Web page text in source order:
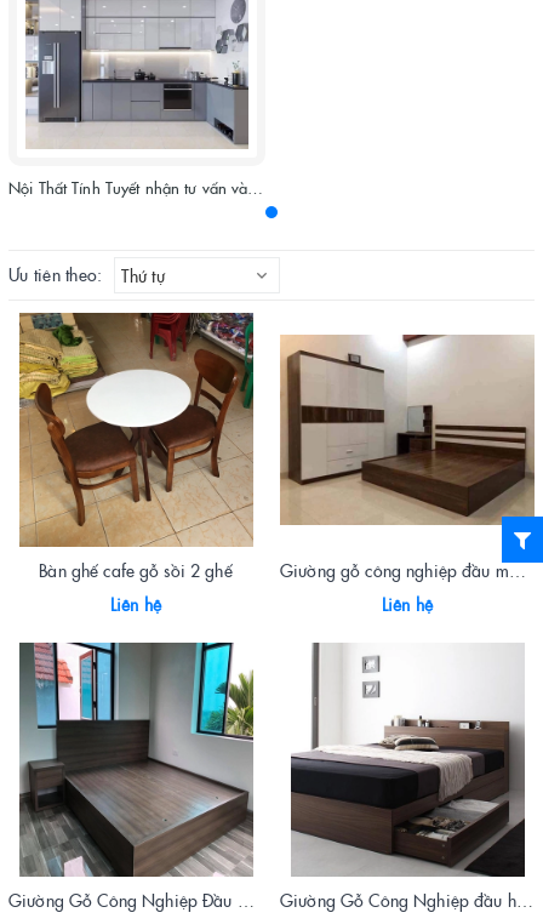
Ưu tiên theo: Thứ tự
Bàn ghế cafe gỗ sồi 2 ghế
Liên hệ
Giường gỗ công nghiệp đầu mảnh kẻ trắng óc chó 1792
Liên hệ
Giường Gỗ Công Nghiệp đầu hộp 1780